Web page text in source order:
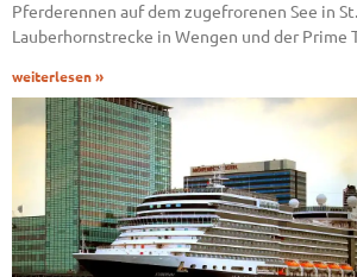
Pferderennen auf dem zugefrorenen See in
Lauberhornstrecke in Wengen und der Prime
weiterlesen »